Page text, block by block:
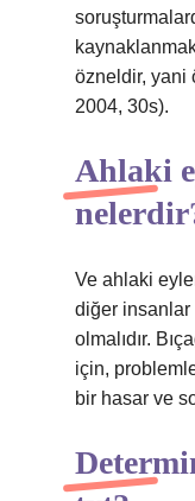
özneldir, yani
2004, 30s).
Ahlaki
Ve ahlaki
diğer insanlar
olmalıdır.
için,
bir hasar ve